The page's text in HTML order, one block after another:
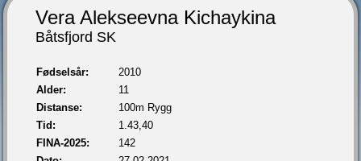
Vera Alekseevna Kichaykina
Båtsfjord SK
Fødselsår:
2010
Alder:
11
Distanse:
100m Rygg
Tid:
1.43,40
FINA-2025:
142